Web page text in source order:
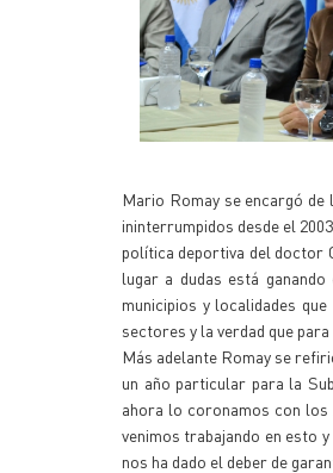
Mario Romay se encargó
ininterrumpidos desde el
política deportiva del doctor
lugar a dudas está
municipios y localidades
sectores y la verdad que
Más adelante Romay se
un año particular para la
ahora lo coronamos con
venimos trabajando en esto
nos ha dado el deber de